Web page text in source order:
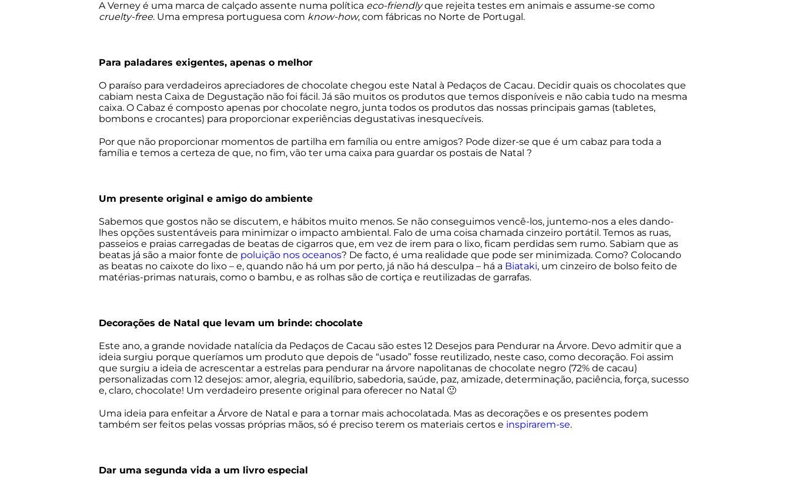
A Verney é uma marca de calçado assente numa política eco-friendlyque rejeita testes em animais e assume-se como
cruelty-free. Uma empresa portuguesa com know-how, com fábricas no Norte de Portugal.
Para paladares exigentes, apenas o melhor
O paraíso para verdadeiros apreciadores de chocolate chegou este Natal à Pedaços de Cacau. Decidir quais os chocolates que
cabiam nesta Caixa de Degustação não foi fácil. Já são muitos os produtos que temos disponíveis e não cabia tudo na mesma
caixa. O Cabaz é composto apenas por chocolate negro, junta todos os produtos das nossas principais gamas (tabletes,
bombons e crocantes) para proporcionar experiências degustativas inesquecíveis.
Por que não proporcionar momentos de partilha em família ou entre amigos? Pode dizer-se que é um cabaz para toda a
família e temos a certeza de que, no fim, vão ter uma caixa para guardar os postais de Natal ?
Um presente original e amigo do ambiente
Sabemos que gostos não se discutem, e hábitos muito menos. Se não conseguimos vencê-los, juntemo-nos a eles dando-
lhes opções sustentáveis para minimizar o impacto ambiental. Falo de uma coisa chamada cinzeiro portátil. Temos as ruas,
passeios e praias carregadas de beatas de cigarros que, em vez de irem para o lixo, ficam perdidas sem rumo. Sabiam que as
beatas já são a maior fonte de poluição nos oceanos? De facto, é uma realidade que pode ser minimizada. Como? Colocando
as beatas no caixote do lixo – e, quando não há um por perto, já não há desculpa – há a Biataki, um cinzeiro de bolso feito de
matérias-primas naturais, como o bambu, e as rolhas são de cortiça e reutilizadas de garrafas.
Decorações de Natal que levam um brinde: chocolate
Este ano, a grande novidade natalícia da Pedaços de Cacau são estes 12 Desejos para Pendurar na Árvore. Devo admitir que a
ideia surgiu porque queríamos um produto que depois de “usado” fosse reutilizado, neste caso, como decoração. Foi assim
que surgiu a ideia de acrescentar a estrelas para pendurar na árvore napolitanas de chocolate negro (72% de cacau)
personalizadas com 12 desejos: amor, alegria, equilíbrio, sabedoria, saúde, paz, amizade, determinação, paciência, força, sucesso
e, claro, chocolate! Um verdadeiro presente original para oferecer no Natal 🙂
Uma ideia para enfeitar a Árvore de Natal e para a tornar mais achocolatada. Mas as decorações e os presentes podem
também ser feitos pelas vossas próprias mãos, só é preciso terem os materiais certos e inspirarem-se.
Dar uma segunda vida a um livro especial